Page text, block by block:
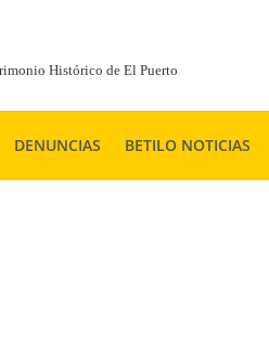
Histórico de El Puerto
DENUNCIAS BETILO NOTICIAS